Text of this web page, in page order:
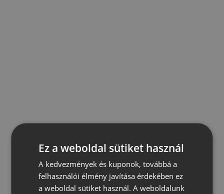
Ez a weboldal sütiket használ
A kedvezmények és kuponok, továbbá a
felhasználói élmény javítása érdekében ez
a weboldal sütiket használ. A weboldalunk